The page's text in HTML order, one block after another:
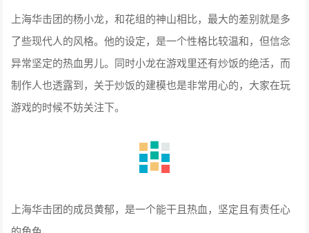
上海华击团的杨小龙，和花组的神山相比，最大的差别就是多
了些现代人的风格。他的设定，是一个性格比较温和，但信念
异常坚定的热血男儿。同时小龙在游戏里还有炒饭的绝活，而
制作人也透露到，关于炒饭的建模也是非常用心的，大家在玩
游戏的时候不妨关注下。
上海华击团的成员黄郁，是一个能干且热血，坚定且有责任心